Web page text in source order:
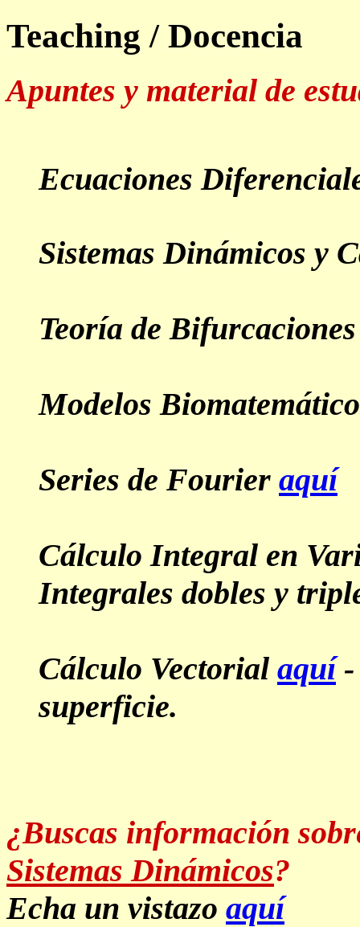
Teaching / Docencia
Apuntes y material de
Ecuaciones
Sistemas Dinámicos y
Teoría de
Modelos
Series de Fourier aquí
Cálculo Integral en
Integrales dobles y
Cálculo Vectorial aquí
superficie.
¿Buscas información
Sistemas Dinámicos?
Echa un vistazo aquí